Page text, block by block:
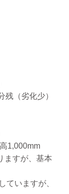
（劣化少）
1,000mm
ますが、基本
ていますが、